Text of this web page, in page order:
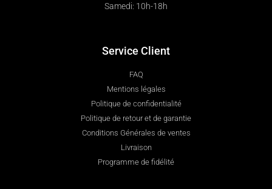
Samedi: 10h-18h
Service Client
FAQ
Mentions légales
Politique de confidentialité
Politique de retour et de garantie
Conditions Générales de ventes
Livraison
Programme de fidélité